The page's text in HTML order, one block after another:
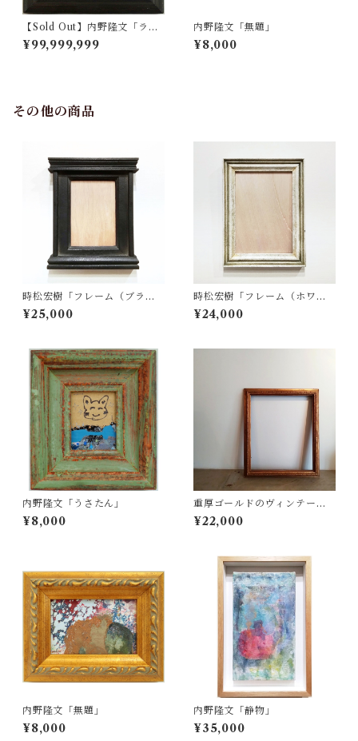
【Sold Out】内野隆文「ラン
プ」
¥99,999,999
内野隆文「無題」
¥8,000
その他の商品
時松宏樹「フレーム（ブラッ
ク祭壇・A5サイズ）」
¥25,000
時松宏樹「フレーム（ホワイ
ト・A4サイズ）」
¥24,000
内野隆文「うさたん」
¥8,000
重厚ゴールドのヴィンテージ
油彩額
¥22,000
内野隆文「無題」
¥8,000
内野隆文「静物」
¥35,000